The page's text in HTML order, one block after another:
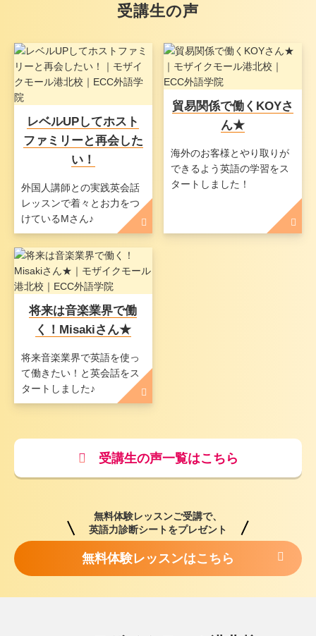
受講生の声
レベルUPしてホスト
ファミリーと再会した
い！
外国人講師との実践英会話
レッスンで着々とお力をつ
けているMさん♪
貿易関係で働くKOYさ
ん★
海外のお客様とやり取りが
できるよう英語の学習をス
タートしました！
将来は音楽業界で働
く！Misakiさん★
将来音楽業界で英語を使っ
て働きたい！と英会話をス
タートしました♪
受講生の声一覧はこちら
無料体験レッスンはこちら